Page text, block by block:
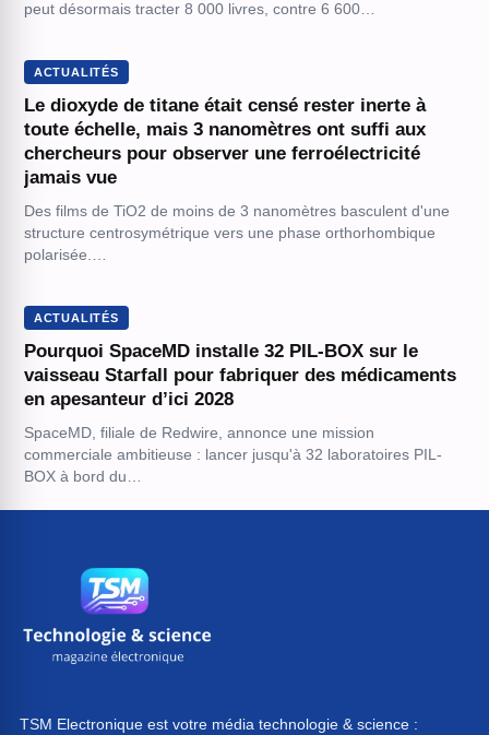
peut désormais tracter 8 000 livres, contre 6 600…
ACTUALITÉS
Le dioxyde de titane était censé rester inerte à
toute échelle, mais 3 nanomètres ont suffi aux
chercheurs pour observer une ferroélectricité
jamais vue
Des films de TiO2 de moins de 3 nanomètres basculent d'une
structure centrosymétrique vers une phase orthorhombique
polarisée.…
ACTUALITÉS
Pourquoi SpaceMD installe 32 PIL-BOX sur le
vaisseau Starfall pour fabriquer des médicaments
en apesanteur d’ici 2028
SpaceMD, filiale de Redwire, annonce une mission
commerciale ambitieuse : lancer jusqu'à 32 laboratoires PIL-
BOX à bord du…
TSM Electronique est votre média technologie & science :